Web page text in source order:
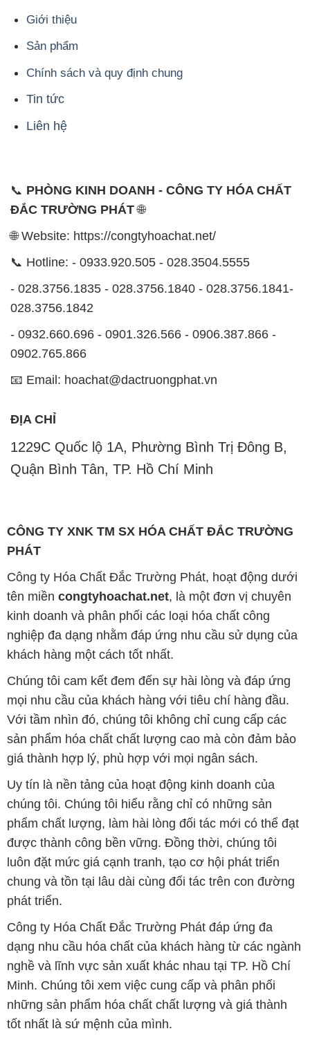
Giới thiệu
Sản phẩm
Chính sách và quy định chung
Tin tức
Liên hệ
📞 PHÒNG KINH DOANH - CÔNG TY HÓA CHẤT
ĐẮC TRƯỜNG PHÁT🌐
🌐 Website: https://congtyhoachat.net/
📞 Hotline: - 0933.920.505 - 028.3504.5555
- 028.3756.1835 - 028.3756.1840 - 028.3756.1841-
028.3756.1842
- 0932.660.696 - 0901.326.566 - 0906.387.866 -
0902.765.866
📧 Email: hoachat@dactruongphat.vn
ĐỊA CHỈ
1229C Quốc lộ 1A, Phường Bình Trị Đông B,
Quận Bình Tân, TP. Hồ Chí Minh
CÔNG TY XNK TM SX HÓA CHẤT ĐẮC TRƯỜNG
PHÁT
Công ty Hóa Chất Đắc Trường Phát, hoạt động dưới
tên miền congtyhoachat.net, là một đơn vị chuyên
kinh doanh và phân phối các loại hóa chất công
nghiệp đa dạng nhằm đáp ứng nhu cầu sử dụng của
khách hàng một cách tốt nhất.
Chúng tôi cam kết đem đến sự hài lòng và đáp ứng
mọi nhu cầu của khách hàng với tiêu chí hàng đầu.
Với tầm nhìn đó, chúng tôi không chỉ cung cấp các
sản phẩm hóa chất chất lượng cao mà còn đảm bảo
giá thành hợp lý, phù hợp với mọi ngân sách.
Uy tín là nền tảng của hoạt động kinh doanh của
chúng tôi. Chúng tôi hiểu rằng chỉ có những sản
phẩm chất lượng, làm hài lòng đối tác mới có thể đạt
được thành công bền vững. Đồng thời, chúng tôi
luôn đặt mức giá cạnh tranh, tạo cơ hội phát triển
chung và tồn tại lâu dài cùng đối tác trên con đường
phát triển.
Công ty Hóa Chất Đắc Trường Phát đáp ứng đa
dạng nhu cầu hóa chất của khách hàng từ các ngành
nghề và lĩnh vực sản xuất khác nhau tại TP. Hồ Chí
Minh. Chúng tôi xem việc cung cấp và phân phối
những sản phẩm hóa chất chất lượng và giá thành
tốt nhất là sứ mệnh của mình.